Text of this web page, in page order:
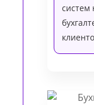
систем